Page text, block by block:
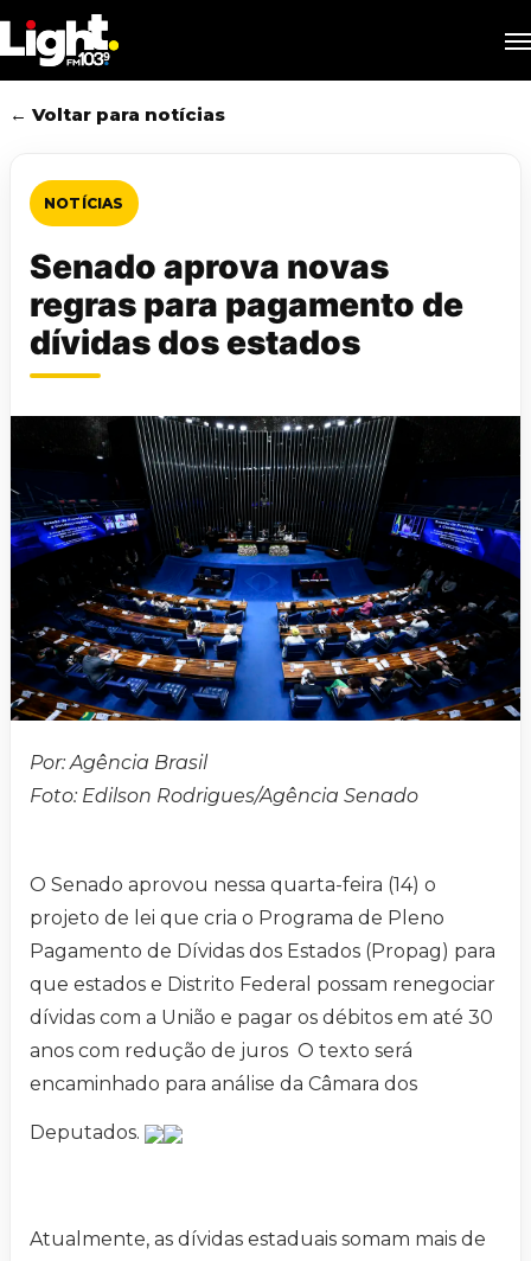
to
main
content
← Voltar para notícias
NOTÍCIAS
Senado aprova novas
regras para pagamento de
dívidas dos estados
Por: Agência Brasil
Foto: Edilson Rodrigues/Agência Senado
O Senado aprovou nessa quarta-feira (14) o
projeto de lei que cria o Programa de Pleno
Pagamento de Dívidas dos Estados (Propag) para
que estados e Distrito Federal possam renegociar
dívidas com a União e pagar os débitos em até 30
anos com redução de juros O texto será
encaminhado para análise da Câmara dos
Deputados.
Atualmente, as dívidas estaduais somam mais de